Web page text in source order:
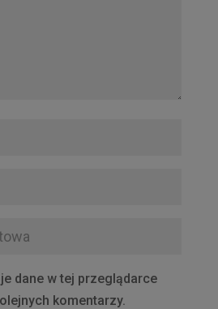
dane w tej przeglądarce
komentarzy.